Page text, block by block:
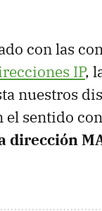
con las
IP,
nuestros
el sentido
dirección